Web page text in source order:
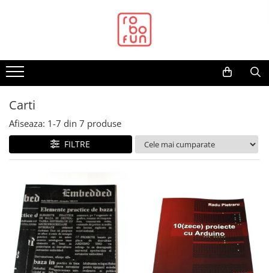
Arduino Original
Arduino Compatibil
Raspberry PI
Alimentare
Racire
Accesorii
Audio
Cabluri si Conectori
Camera
Cutii
Carti
Afiseaza: 1-7 din 7 produse
FILTRE